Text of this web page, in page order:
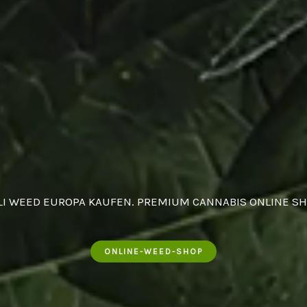
WEED EUROPA KAUFEN. PREMIUM CANNABIS ONLINE
ONLINE-WEED-SHOP